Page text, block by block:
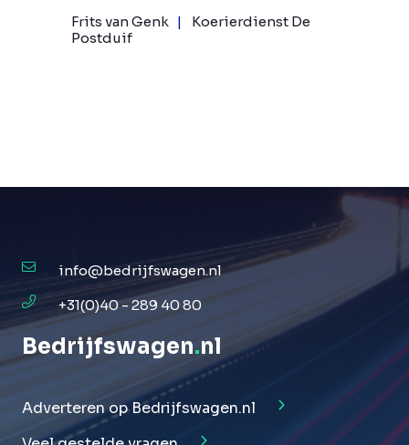
Frits van Genk
Koerierdienst De
Postduif
info@bedrijfswagen.nl
+31(0)40 - 289 40 80
Bedrijfswagen.nl
Adverteren op Bedrijfswagen.nl